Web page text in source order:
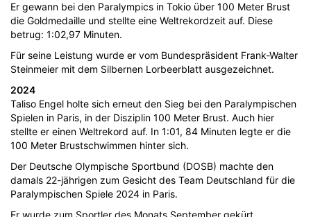
Er gewann bei den Paralympics in Tokio über 100 Meter Brust
die Goldmedaille und stellte eine Weltrekordzeit auf. Diese
betrug: 1:02,97 Minuten.
Für seine Leistung wurde er vom Bundespräsident Frank-Walter
Steinmeier mit dem Silbernen Lorbeerblatt ausgezeichnet.
2024
Taliso Engel holte sich erneut den Sieg bei den Paralympischen
Spielen in Paris, in der Disziplin 100 Meter Brust. Auch hier
stellte er einen Weltrekord auf. In 1:01, 84 Minuten legte er die
100 Meter Brustschwimmen hinter sich.
Der Deutsche Olympische Sportbund (DOSB) machte den
damals 22-jährigen zum Gesicht des Team Deutschland für die
Paralympischen Spiele 2024 in Paris.
Er wurde zum Sportler des Monats September gekürt.